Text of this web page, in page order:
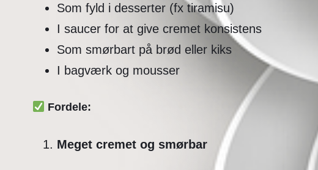
Som fyld i desserter (fx tiramisu)
I saucer for at give cremet konsistens
Som smørbart på brød eller kiks
I bagværk og mousser
Fordele:
Meget cremet og smørbar